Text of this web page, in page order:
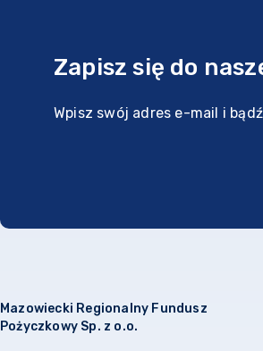
Zapisz się do
Wpisz swój adres e-mail i
Mazowiecki Regionalny Fundusz
Pożyczkowy Sp. z o.o.